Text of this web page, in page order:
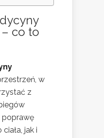
co to
w
z
poprawę
jak i